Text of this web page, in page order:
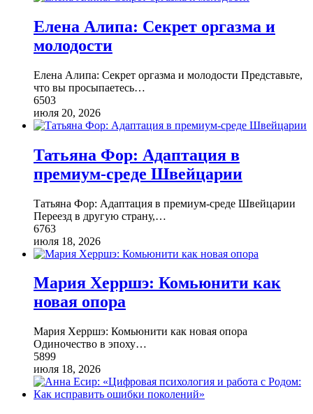
Елена Алипа: Секрет оргазма и
молодости
Елена Алипа: Секрет оргазма и молодости Представьте,
что вы просыпаетесь…
6503
июля 20, 2026
Татьяна Фор: Адаптация в
премиум-среде Швейцарии
Татьяна Фор: Адаптация в премиум-среде Швейцарии
Переезд в другую страну,…
6763
июля 18, 2026
Мария Херршэ: Комьюнити как
новая опора
Мария Херршэ: Комьюнити как новая опора
Одиночество в эпоху…
5899
июля 18, 2026